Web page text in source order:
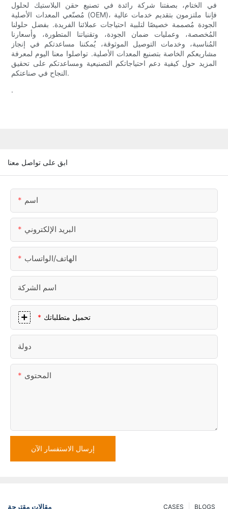
في الختام، بصفتنا شركة رائدة في تصنيع حقن البلاستيك لحلول
مُصنّعي المعدات الأصلية (OEM)، فإننا ملتزمون بتقديم خدمات عالية
الجودة مُصممة خصيصًا لتلبية احتياجات عملائنا الفريدة. بفضل حلولنا
المُخصصة، وعمليات ضمان الجودة، وتقنياتنا المتطورة، وأسعارنا
المُناسبة، وخدمات التوصيل الموثوقة، يُمكننا مساعدتكم في إنجاز
مشاريعكم الخاصة بتصنيع المعدات الأصلية. تواصلوا معنا اليوم لمعرفة
المزيد حول كيفية دعم احتياجاتكم التصنيعية ومساعدتكم على تحقيق
النجاح في صناعتكم.
.
ابق على تواصل معنا
اسم
البريد الإلكتروني
الهاتف/الواتساب
اسم الشركة
تحميل متطلباتك
دولة
المحتوى
إرسال الاستفسار الآن
مقالات مقترحة BLOGS
CASES